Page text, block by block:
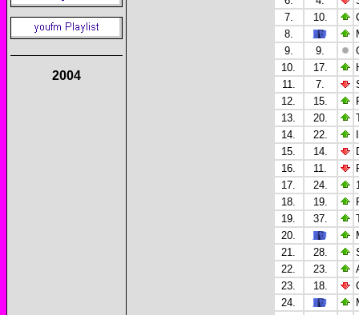
2004
7.
10.
8.
9.
9.
10.
17.
11.
7.
12.
15.
13.
20.
14.
22.
15.
14.
16.
11.
17.
24.
18.
19.
19.
37.
20.
21.
28.
22.
23.
23.
18.
24.